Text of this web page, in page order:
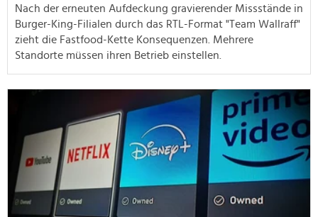
Nach der erneuten Aufdeckung gravierender Missstände in
Burger-King-Filialen durch das RTL-Format "Team Wallraff"
zieht die Fastfood-Kette Konsequenzen. Mehrere
Standorte müssen ihren Betrieb einstellen.